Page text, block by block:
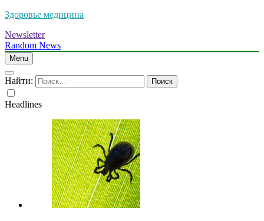
Здоровье медицина
Newsletter
Random News
Menu
Найти:
Headlines